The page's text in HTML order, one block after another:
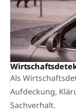
Als
Aufdeckung,
Sachverhalt.